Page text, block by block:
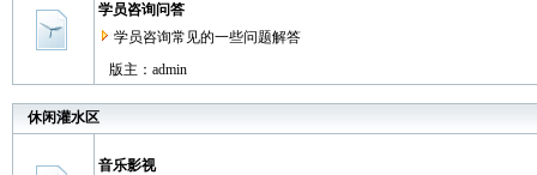
学员咨询问答
学员咨询常见的一些问题解答
版主： admin
休闲灌水区
音乐影视